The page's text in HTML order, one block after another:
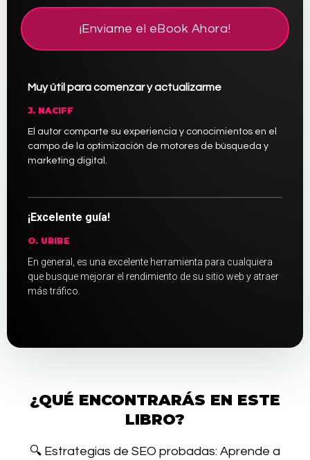
¡Enviame el eBook Ahora!
Muy útil para comenzar y actualizarme
J. NACIFF
El autor comparte su experiencia y conocimientos en el
campo de la optimización de motores de búsqueda y
marketing digital.
¡Excelente guía!
O. URIBE
En general, es una excelente herramienta para cualquiera
que busque mejorar el rendimiento de su sitio web y atraer
más tráfico.
¿QUÉ ENCONTRARÁS EN ESTE
LIBRO?
🔍 Estrategias de SEO probadas: Aprende a